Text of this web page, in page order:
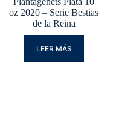
oz 2020 – Serie Bestias
de la Reina
LEER MÁS